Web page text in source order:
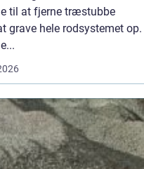
til at fjerne træstubbe
grave hele rodsystemet op.